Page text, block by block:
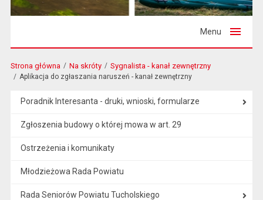
Menu
Strona główna Na skróty Sygnalista - kanał zewnętrzny
Aplikacja do zgłaszania naruszeń - kanał zewnętrzny
Poradnik Interesanta - druki, wnioski, formularze
Zgłoszenia budowy o której mowa w art. 29
Ostrzeżenia i komunikaty
Młodzieżowa Rada Powiatu
Rada Seniorów Powiatu Tucholskiego